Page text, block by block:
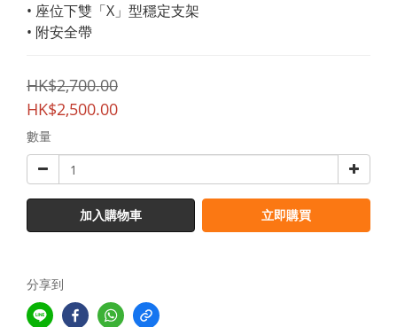
• 座位下雙「X」型穩定支架
• 附安全帶
HK$2,700.00
HK$2,500.00
數量
加入購物車 立即購買
分享到